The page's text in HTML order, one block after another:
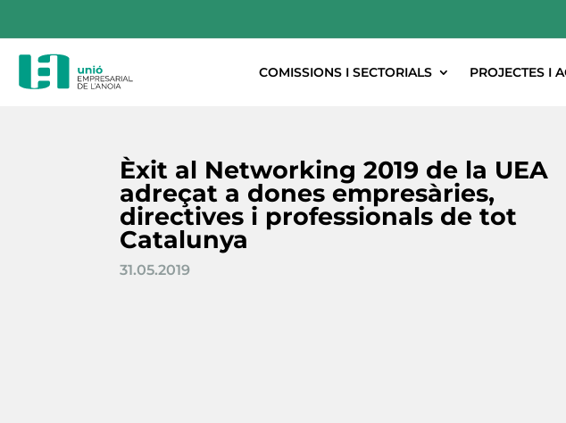
COMISSIONS I SECTORIALS PROJECTES I
Èxit al Networking 2019 de la UEA
adreçat a dones empresàries,
directives i professionals de tot
Catalunya
31.05.2019